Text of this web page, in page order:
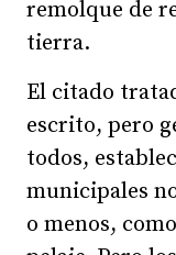
remolque de
tierra.
El citado
escrito, pero
todos,
municipales
o menos,